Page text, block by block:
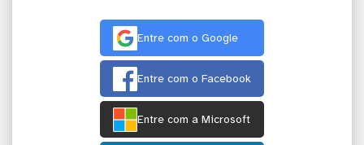
Entre com o Google
Entre com o Facebook
Entre com a Microsoft